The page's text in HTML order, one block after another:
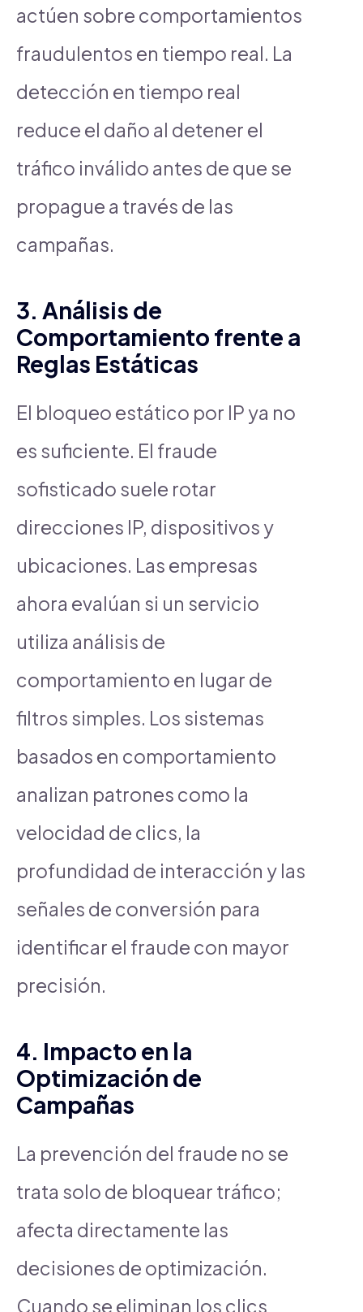
actúen sobre comportamientos
fraudulentos en tiempo real. La
detección en tiempo real
reduce el daño al detener el
tráfico inválido antes de que se
propague a través de las
campañas.
3. Análisis de
Comportamiento frente a
Reglas Estáticas
El bloqueo estático por IP ya no
es suficiente. El fraude
sofisticado suele rotar
direcciones IP, dispositivos y
ubicaciones. Las empresas
ahora evalúan si un servicio
utiliza análisis de
comportamiento en lugar de
filtros simples. Los sistemas
basados en comportamiento
analizan patrones como la
velocidad de clics, la
profundidad de interacción y las
señales de conversión para
identificar el fraude con mayor
precisión.
4. Impacto en la
Optimización de
Campañas
La prevención del fraude no se
trata solo de bloquear tráfico;
afecta directamente las
decisiones de optimización.
Cuando se eliminan los clics